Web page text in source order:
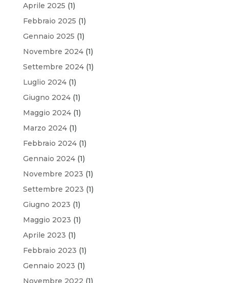
Aprile 2025 (1)
Febbraio 2025 (1)
Gennaio 2025 (1)
Novembre 2024(1)
Settembre 2024(1)
Luglio 2024(1)
Giugno 2024(1)
Maggio 2024(1)
Marzo 2024(1)
Febbraio 2024(1)
Gennaio 2024(1)
Novembre 2023 (1)
Settembre 2023 (1)
Giugno 2023 (1)
Maggio 2023 (1)
Aprile 2023 (1)
Febbraio 2023 (1)
Gennaio 2023 (1)
Novembre 2022 (1)